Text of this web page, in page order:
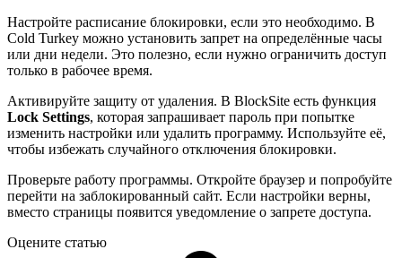
Настройте расписание блокировки, если это необходимо. В
Cold Turkey можно установить запрет на определённые часы
или дни недели. Это полезно, если нужно ограничить доступ
только в рабочее время.
Активируйте защиту от удаления. В BlockSite есть функция
Lock Settings, которая запрашивает пароль при попытке
изменить настройки или удалить программу. Используйте её,
чтобы избежать случайного отключения блокировки.
Проверьте работу программы. Откройте браузер и попробуйте
перейти на заблокированный сайт. Если настройки верны,
вместо страницы появится уведомление о запрете доступа.
Оцените статью